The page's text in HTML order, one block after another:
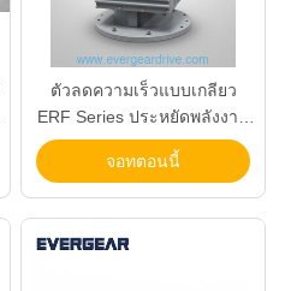
ตัวลดความเร็วแบบเกลียว
ERF Series ประหยัดพลังงาน
ช่วงกำลัง 0.12KW-200KW
และอัตราทด 3.4–285.61
สำหรับการใช้งานแบบติดตั้ง
หน้าแปลน
จอทตอนนี้